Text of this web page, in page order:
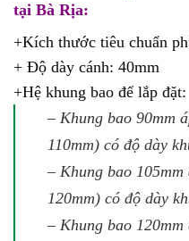
tại Bà Rịa:
+Kích thước tiêu chuẩn
+ Độ dày cánh: 40mm
+Hệ khung bao để lắp đặt:
– Khung bao 90mm
110mm) có độ dày
– Khung bao
120mm) có độ dày
– Khung bao